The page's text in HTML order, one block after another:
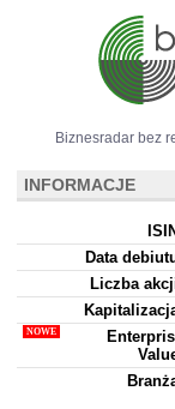
Biznesradar bez
INFORMACJE
Data
Liczba